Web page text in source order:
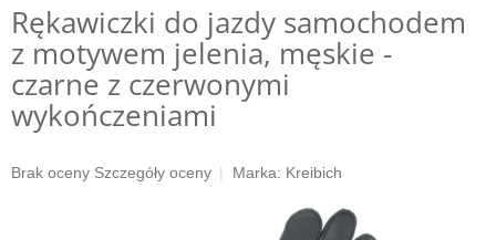
Rękawiczki do jazdy samochodem
z motywem jelenia, męskie -
czarne z czerwonymi
wykończeniami
Średnia
Brak oceny Szczegóły oceny Marka: Kreibich